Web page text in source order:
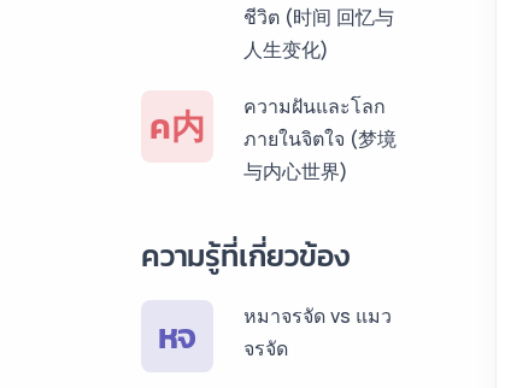
บริการรับแปลภาษา
ฝรั่งเศส ราคาเริ่มต้น
บริการรับแปลภาษา
สเปน ราคาเริ่มต้น
บริการรับแปลภาษา
เยอรมัน ราคาเริ่ม
ต้น 150฿
ชีวิต (时间 回忆与
人生变化)
ค内
ความฝันและโลก
ภายในจิตใจ (梦境
与内心世界)
ความรู้ที่เกี่ยวข้อง
หจ
หมาจรจัด vs แมว
จรจัด